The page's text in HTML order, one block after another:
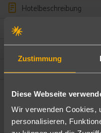
Zustimmung
Diese Webseite
Wir verwenden Cookies,
personalisieren,
Hotelbeschreibung
Bewertungen
Ändere die Kriterien nach